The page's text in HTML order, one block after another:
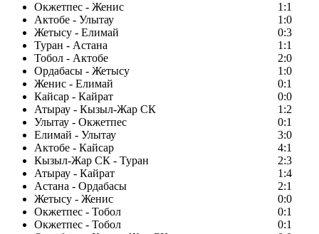
Окжетпес - Женис
1:1
Актобе - Улытау
1:0
Жетысу - Елимай
0:3
Туран - Астана
1:1
Тобол - Актобе
2:0
Ордабасы - Жетысу
1:0
Женис - Елимай
0:1
Кайсар - Кайрат
0:0
Атырау - Кызыл-Жар СК
1:2
Улытау - Окжетпес
0:1
Елимай - Улытау
3:0
Актобе - Кайсар
4:1
Кызыл-Жар СК - Туран
2:3
Атырау - Кайрат
1:4
Астана - Ордабасы
2:1
Жетысу - Женис
0:0
Окжетпес - Тобол
0:1
Окжетпес - Тобол
0:1